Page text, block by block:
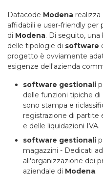
Datacode Modena realizza
affidabili e user-friendly per
di Modena. Di seguito,
delle tipologie di software
progetto è ovviamente
esigenze dell'azienda
software gestionali
delle funzioni tipiche di
sono stampa e
registrazione di partite
e delle liquidazioni IVA.
software gestionali
magazzini - Dedicati
all'organizzazione dei
aziendale di Modena.